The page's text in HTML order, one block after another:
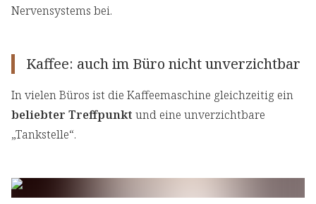
Nervensystems bei.
Kaffee: auch im Büro nicht unverzichtbar
In vielen Büros ist die Kaffeemaschine gleichzeitig ein
beliebter Treffpunkt und eine unverzichtbare
„Tankstelle“.